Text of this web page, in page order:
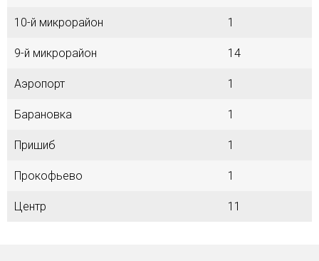
10-й микрорайон 1
9-й микрорайон 14
Аэропорт 1
Барановка 1
Пришиб 1
Прокофьево 1
Центр 11